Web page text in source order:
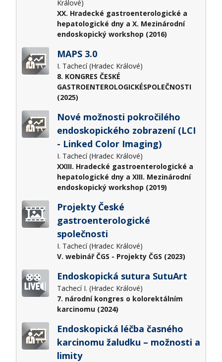
Králové)
XX. Hradecké gastroenterologické a
hepatologické dny a X. Mezinárodní
endoskopický workshop (2016)
MAPS 3.0
I. Tachecí (Hradec Králové)
8. KONGRES ČESKÉ
GASTROENTEROLOGICKÉSPOLEČNOSTI
(2025)
Nové možnosti pokročilého
endoskopického zobrazení (LCI
- Linked Color Imaging)
I. Tachecí (Hradec Králové)
XXIII. Hradecké gastroenterologické a
hepatologické dny a XIII. Mezinárodní
endoskopický workshop (2019)
Projekty České
gastroenterologické
společnosti
I. Tachecí (Hradec Králové)
V. webinář ČGS - Projekty ČGS (2023)
Endoskopická sutura SutuArt
Tachecí I. (Hradec Králové)
7. národní kongres o kolorektálním
karcinomu (2024)
Endoskopická léčba časného
karcinomu žaludku – možnosti a
limity